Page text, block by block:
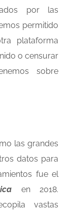
por las
permitido
plataforma
o censurar
sobre
las grandes
datos para
fue el
en 2018.
vastas